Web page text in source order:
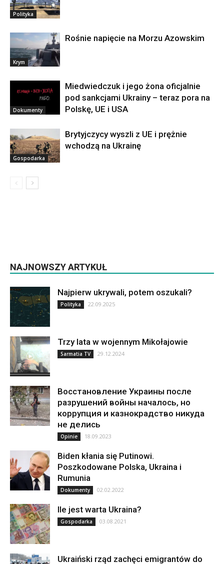
Polityka
Krym
Rośnie napięcie na Morzu Azowskim
Dokumenty
Miedwiedczuk i jego żona oficjalnie
pod sankcjami Ukrainy – teraz pora na
Polskę, UE i USA
Gospodarka
Brytyjczycy wyszli z UE i prężnie
wchodzą na Ukrainę
NAJNOWSZY ARTYKUŁ
Najpierw ukrywali, potem oszukali?
Polityka 22.09.2025
Trzy lata w wojennym Mikołajowie
Sarmatia TV 29.12.2024
Восстановление Украины после
разрушений войны началось, но
коррупция и казнокрадство никуда
не делись
Opinie 18.09.2023
Biden kłania się Putinowi.
Poszkodowane Polska, Ukraina i
Rumunia
Dokumenty 02.02.2022
Ile jest warta Ukraina?
Gospodarka 03.08.2021
Ukraiński rząd zachęci emigrantów do